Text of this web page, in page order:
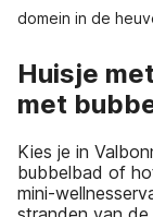
domein in de
Huisje
met
Kies je in
bubbelbad of
mini-